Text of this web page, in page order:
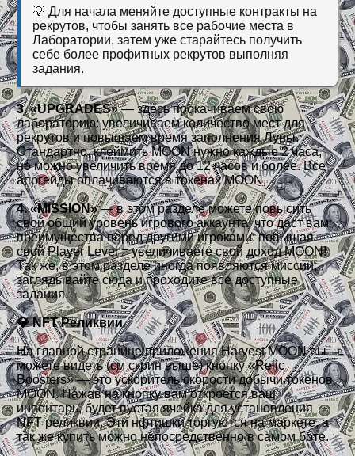
💡 Для начала меняйте доступные контракты на
рекрутов, чтобы занять все рабочие места в
Лаборатории, затем уже старайтесь получить
себе более профитных рекрутов выполняя
задания.
3. «UPGRADES»— здесь прокачиваем свою
лабораторию: увеличиваем количество мест для
рекрутов и повышаем время заполнения Луны.
Стандартно, клеймить MOON нужно каждые 2 часа,
но можно увеличить время до 12 часов и более. Все
апргейды оплачиваются в токенах MOON.
4. «MISSION»— в этом разделе можете повысить
свой общий уровень игрового аккаунта, что даст вам
преимущества перед другими игроками: повышая
свой Player Level = увеличиваете свой доход MOON!
Так же, в этом разделе иногда появляются миссии,
заглядывайте сюда и проходите все доступные
задания.
💎 NFT Реликвии
На главной странице приложения Harvest MOON вы
можете видеть (см скрин выше) кнопку «Relic
Boosters» — это ускоритель скорости добычи токенов
MOON. Нажав на кнопку вам откроется ваш
инвентарь, будет пустая ячейка для установления
NFT реликвии. Эти нфтишки торгуются на маркете, а
так же купить можно непосредственно в самом боте.